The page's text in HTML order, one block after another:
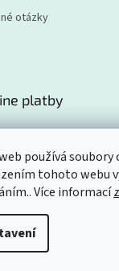
používá soubory
tohoto webu
Více informací
otázky
platby